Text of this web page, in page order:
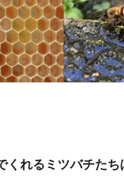
くれるミツバチた